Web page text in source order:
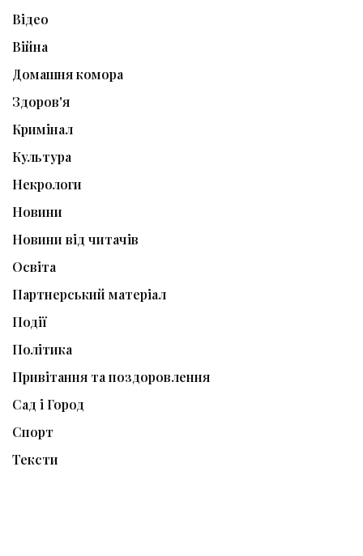
Відео
Війна
Домашня комора
Здоров'я
Кримінал
Культура
Некрологи
Новини
Новини від читачів
Освіта
Партнерський матеріал
Події
Політика
Привітання та поздоровлення
Сад і Город
Спорт
Тексти